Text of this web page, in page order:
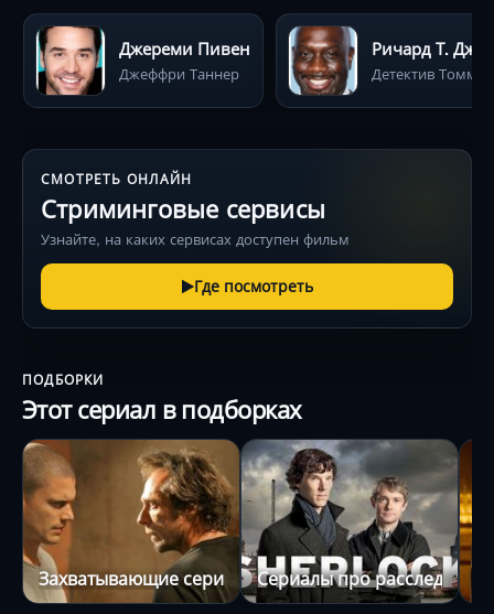
Джереми Пивен
Джеффри Таннер
СМОТРЕТЬ ОНЛАЙН
Стриминговые сервисы
Узнайте, на каких сервисах доступен фильм
Где посмотреть
ПОДБОРКИ
Этот сериал в подборках
Захватывающие сериалыСериалы про